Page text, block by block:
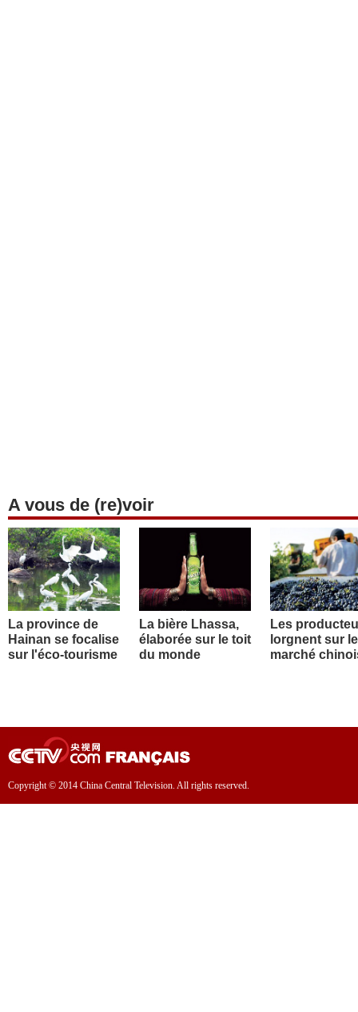
A vous de (re)voir
La province de
Hainan se focalise
sur l'éco-tourisme
La bière Lhassa,
élaborée sur le toit
du monde
Les
lorgnent sur le
marché
Copyright © 2014 China Central Television. All rights reserved.